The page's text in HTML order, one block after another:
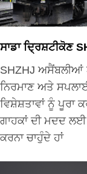
ਸਾਡਾ ਦ੍ਰਿਸ਼ਟੀਕੋਣ
SHZHJ ਅਸੈਂਬਲੀਆਂ
ਨਿਰਮਾਣ ਅਤੇ
ਵਿਸ਼ੇਸ਼ਤਾਵਾਂ ਨੂੰ
ਗਾਹਕਾਂ ਦੀ ਮਦਦ
ਕਰਨਾ ਚਾਹੁੰਦੇ ਹਾਂ